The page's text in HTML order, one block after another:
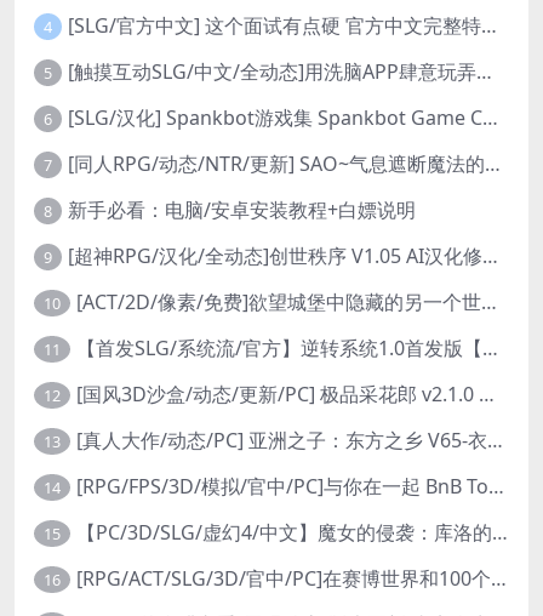
4 [SLG/官方中文] 这个面试有点硬 官方中文完整特别版 真人互动游戏 正式破解版32G
5 [触摸互动SLG/中文/全动态]用洗脑APP肆意玩弄狂妄大小姐 V1.6 官方中文版
6 [SLG/汉化] Spankbot游戏集 Spankbot Game Collection [V2024.7.22】 PC+安卓汉化合集版 16G
7 [同人RPG/动态/NTR/更新] SAO~气息遮断魔法的陷阱Ⅱ~ verβ8.1 官方中文步兵版
8 新手必看：电脑/安卓安装教程+白嫖说明
9 [超神RPG/汉化/全动态]创世秩序 V1.05 AI汉化修复完结版[PC+安卓]
10 [ACT/2D/像素/免费]欲望城堡中隐藏的另一个世界 欲望の城に隠された異世界 中文+存档
11 【首发SLG/系统流/官方】逆转系统1.0首发版【PC+安卓/首发】
12 [国风3D沙盒/动态/更新/PC] 极品采花郎 v2.1.0 官方中文步兵版
13 [真人大作/动态/PC] 亚洲之子：东方之乡 V65-衣析浅斟续写 官方中文+全DLC+MOD+攻略 26.4G
14 [RPG/FPS/3D/模拟/官中/PC]与你在一起 BnB Together BnB 11-26
15 【PC/3D/SLG/虚幻4/中文】魔女的侵袭：库洛的房间 V0.3.2 官方中文版【2.5G】
16 [RPG/ACT/SLG/3D/官中/PC]在赛博世界和100个道侣双修 steam v12.31-0.9.0032